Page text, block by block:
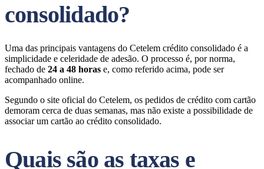
consolidado?
Uma das principais vantagens do Cetelem crédito consolidado é a
simplicidade e celeridade de adesão. O processo é, por norma,
fechado de 24 a 48 horas e, como referido acima, pode ser
acompanhado online.
Segundo o site oficial do Cetelem, os pedidos de crédito com cartão
demoram cerca de duas semanas, mas não existe a possibilidade de
associar um cartão ao crédito consolidado.
Quais são as taxas e